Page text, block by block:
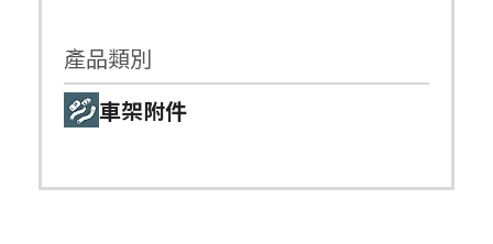
產品類別
車架附件